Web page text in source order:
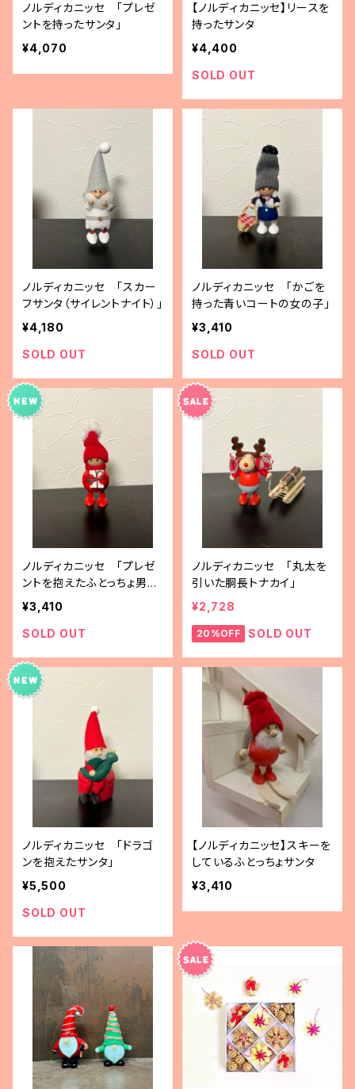
ノルディカニッセ 「プレゼ
ントを持ったサンタ」
¥4,070
【ノルディカニッセ】リースを
持ったサンタ
¥4,400
SOLD OUT
ノルディカニッセ 「スカー
フサンタ（サイレントナイト）」
¥4,180
SOLD OUT
ノルディカニッセ 「かごを
持った青いコートの女の子」
¥3,410
SOLD OUT
ノルディカニッセ 「プレゼ
ントを抱えたふとっちょ男の
子」
¥3,410
SOLD OUT
ノルディカニッセ 「丸太を
引いた胴長トナカイ」
¥2,728
20%OFF SOLD OUT
ノルディカニッセ 「ドラゴ
ンを抱えたサンタ」
¥5,500
SOLD OUT
【ノルディカニッセ】スキーを
しているふとっちょサンタ
¥3,410